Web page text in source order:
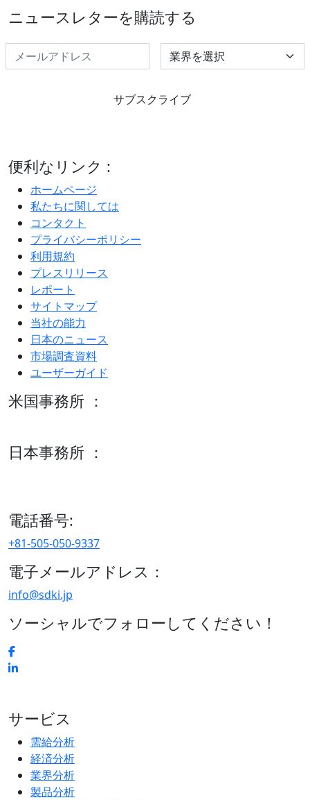
ニュースレターを購読する
Select Industry
サブスクライブ
便利なリンク :
ホームページ
私たちに関しては
コンタクト
プライバシーポリシー
利用規約
プレスリリース
レポート
サイトマップ
当社の能力
日本のニュース
市場調査資料
ユーザーガイド
米国事務所 ：
日本事務所 ：
電話番号:
+81-505-050-9337
電子メールアドレス：
info@sdki.jp
ソーシャルでフォローしてください！
サービス
需給分析
経済分析
業界分析
製品分析